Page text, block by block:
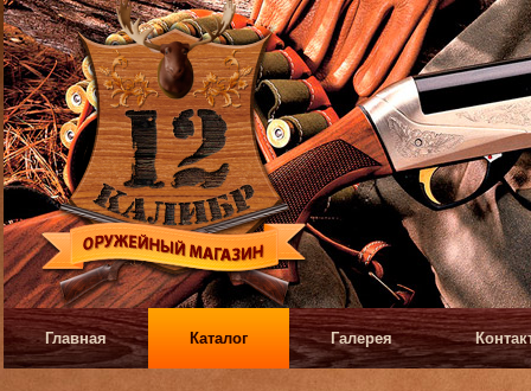
Главная Каталог Галерея